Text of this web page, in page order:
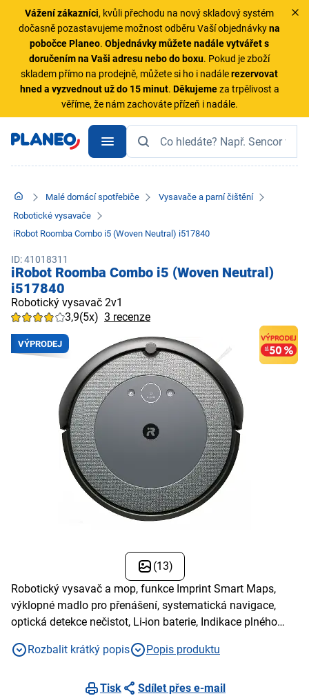
Vážení zákazníci, kvůli přechodu na nový skladový systém
dočasně pozastavujeme možnost odběru Vaší objednávkyna
pobočce Planeo.Objednávky můžete nadále vytvářet s
doručením na Vaši adresu nebo do boxu. Pokud je zboží
skladem přímo na prodejně, můžete si ho i nadálerezervovat
hned a vyzvednout už do 15 minut. Děkujemeza trpělivost a
věříme, že nám zachováte přízeň i nadále.
Malé domácí spotřebiče
Vysavače a parní čištění
Robotické vysavače
iRobot Roomba Combo i5 (Woven Neutral) i517840
ID: 41018311
iRobot Roomba Combo i5 (Woven Neutral)
i517840
Robotický vysavač 2v1
3,9(5x) 3 recenze
VÝPRODEJ
(13)
Robotický vysavač a mop, funkce Imprint Smart Maps,
výklopné madlo pro přenášení, systematická navigace,
optická detekce nečistot, Li-ion baterie, Indikace plného
Rozbalit krátký popis
Popis produktu
Tisk Sdílet přes e-mail